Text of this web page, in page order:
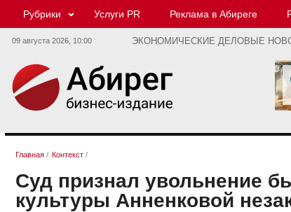
Рубрики Услуги PR Реклама в Абиреге
09 августа 2026, 10:00 ЭКОНОМИЧЕСКИЕ ДЕЛОВЫЕ
Главная / Контекст /
Суд признал увольнение
культуры Анненковой